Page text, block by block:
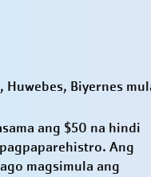
Biyernes
ang $50 na hindi
Ang
magsimula ang